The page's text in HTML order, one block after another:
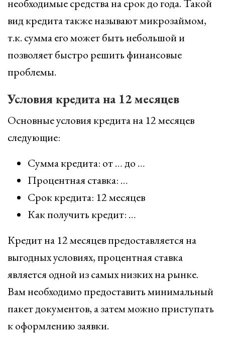
необходимые средства на срок до года. Такой
вид кредита также называют микрозаймом,
т.к. сумма его может быть небольшой и
позволяет быстро решить финансовые
проблемы.
Условия кредита на 12 месяцев
Основные условия кредита на 12 месяцев
следующие:
Сумма кредита: от … до …
Процентная ставка: …
Срок кредита: 12 месяцев
Как получить кредит: …
Кредит на 12 месяцев предоставляется на
выгодных условиях, процентная ставка
является одной из самых низких на рынке.
Вам необходимо предоставить минимальный
пакет документов, а затем можно приступать
к оформлению заявки.